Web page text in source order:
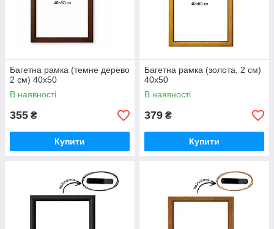
Багетна рамка (темне дерево
2 см) 40х50
В наявності
355 ₴
Купити
Багетна рамка (золота, 2 см)
40х50
В наявності
379 ₴
Купити